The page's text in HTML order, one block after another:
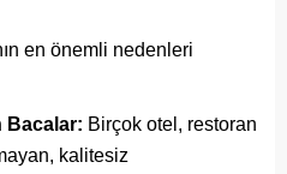
en önemli nedenleri
Bacalar: Birçok otel, restoran
kalitesiz